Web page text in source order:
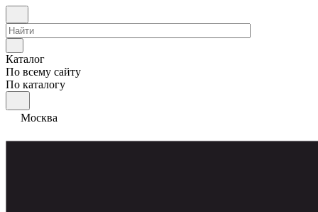
Каталог
По всему сайту
По каталогу
Москва